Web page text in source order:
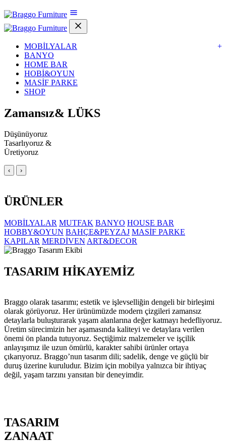
MOBİLYALAR
+
BANYO
HOME BAR
HOBİ&OYUN
MASİF PARKE
SHOP
Zamansız& LÜKS
Düşünüyoruz
Tasarlıyoruz &
Üretiyoruz
‹ ›
ÜRÜNLER
MOBİLYALAR MUTFAK BANYO HOUSE BAR
HOBBY&OYUN BAHÇE&PEYZAJ MASİF PARKE
KAPILAR MERDİVEN ART&DECOR
TASARIM HİKAYEMİZ
Braggo olarak tasarımı; estetik ve işlevselliğin dengeli bir birleşimi
olarak görüyoruz. Her ürünümüzde modern çizgileri zamansız
detaylarla buluşturarak yaşam alanlarına değer katmayı hedefliyoruz.
Üretim sürecimizin her aşamasında kaliteyi ve detaylara verilen
önemi ön planda tutuyoruz. Seçtiğimiz malzemeler ve işçilik
anlayışımız ile uzun ömürlü, karakter sahibi ürünler ortaya
çıkarıyoruz. Braggo’nun tasarım dili; sadelik, denge ve güçlü bir
duruş üzerine kuruludur. Bizim için mobilya yalnızca bir ihtiyaç
değil, yaşam tarzını yansıtan bir deneyimdir.
TASARIM
ZANAAT